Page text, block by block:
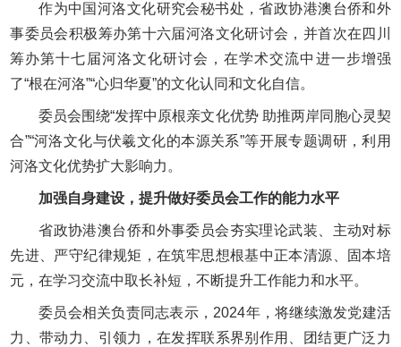
作为中国河洛文化研究会秘书处，省政协港澳台侨和外
事委员会积极筹办第十六届河洛文化研讨会，并首次在四川
筹办第十七届河洛文化研讨会，在学术交流中进一步增强
了“根在河洛”“心归华夏”的文化认同和文化自信。
委员会围绕“发挥中原根亲文化优势 助推两岸同胞心灵契
合”“河洛文化与伏羲文化的本源关系”等开展专题调研，利用
河洛文化优势扩大影响力。
加强自身建设，提升做好委员会工作的能力水平
省政协港澳台侨和外事委员会夯实理论武装、主动对标
先进、严守纪律规矩，在筑牢思想根基中正本清源、固本培
元，在学习交流中取长补短，不断提升工作能力和水平。
委员会相关负责同志表示，2024年，将继续激发党建活
力、带动力、引领力，在发挥联系界别作用、团结更广泛力